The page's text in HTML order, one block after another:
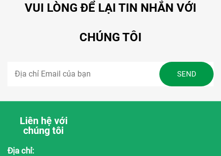
VUI LÒNG ĐỂ LẠI TIN NHẮN VỚI
CHÚNG TÔI
Liên hệ với
chúng tôi
Địa chỉ: